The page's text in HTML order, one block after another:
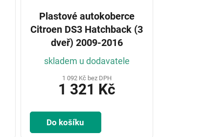
Plastové autokoberce
Citroen DS3 Hatchback (3
dveř) 2009-2016
skladem u dodavatele
1 092 Kč bez DPH
1 321 Kč
Do košíku